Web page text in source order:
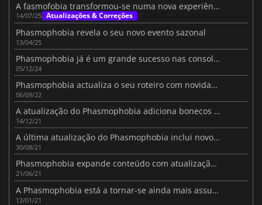
A fasmofobia transformou-se numa nova experiência paranormal
14/07/25 Atualizações & Correções
Phasmophobia revela o seu novo evento sazonal
13/04/25
Phasmophobia já é um grande sucesso nas consolas
05/12/24
Phasmophobia actualiza o seu roteiro com novidades
06/09/22
A atualização do Phasmophobia adiciona bonecos de vudu e um novo fantasma
14/12/21
A última atualização do Phasmophobia inclui novos fantasmas
30/08/21
Phasmophobia expande conteúdo com atualização gratuita
21/06/21
A Phasmophobia está a tornar-se ainda mais assustadora
13/01/21